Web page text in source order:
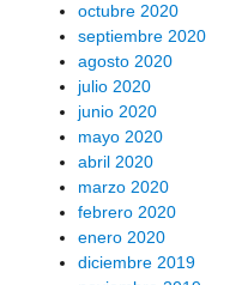
octubre 2020
septiembre 2020
agosto 2020
julio 2020
junio 2020
mayo 2020
abril 2020
marzo 2020
febrero 2020
enero 2020
diciembre 2019